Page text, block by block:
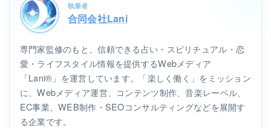
執筆者
合同会社Lani
専門家監修のもと、信頼できる占い・スピリチュアル・恋
愛・ライフスタイル情報を提供するWebメディア
「Lani®」を運営しています。「楽しく働く」をミッション
に、Webメディア運営、コンテンツ制作、音楽レーベル、
EC事業、WEB制作・SEOコンサルティングなどを展開す
る企業です。